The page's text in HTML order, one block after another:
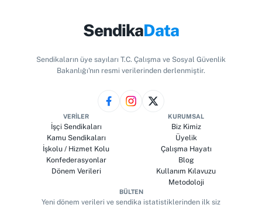
SendikaData
Sendikaların üye sayıları T.C. Çalışma ve Sosyal Güvenlik
Bakanlığı'nın resmi verilerinden derlenmiştir.
VERILER
İşçi Sendikaları
Kamu Sendikaları
İşkolu / Hizmet Kolu
Konfederasyonlar
Dönem Verileri
KURUMSAL
Biz Kimiz
Üyelik
Çalışma Hayatı
Blog
Kullanım Kılavuzu
Metodoloji
BÜLTEN
Yeni dönem verileri ve sendika istatistiklerinden ilk siz